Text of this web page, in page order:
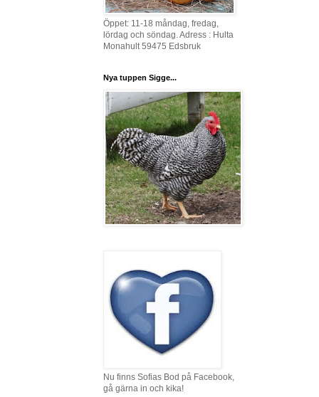
Öppet: 11-18 måndag, fredag,
lördag och söndag. Adress : Hulta
Monahult 59475 Edsbruk
Nya tuppen Sigge...
Nu finns Sofias Bod på Facebook,
gå gärna in och kika!